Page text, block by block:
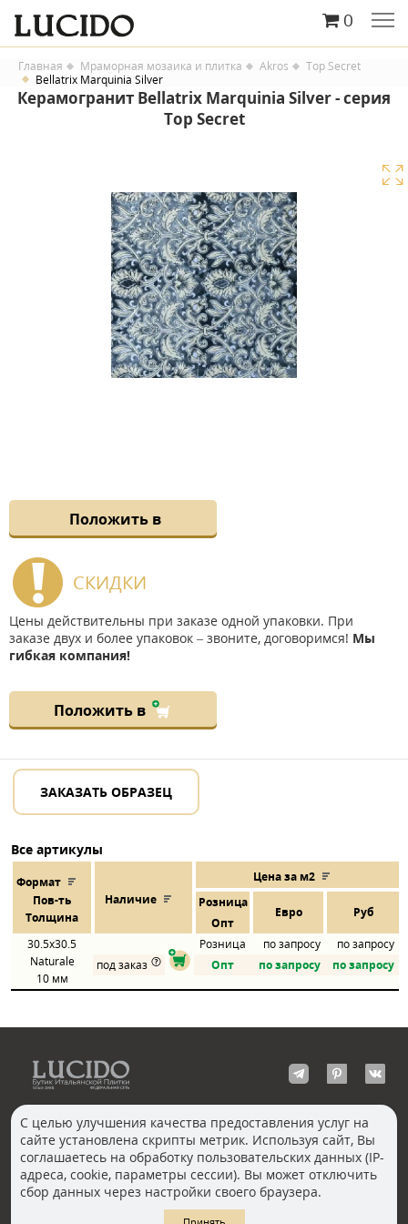
0
Главная Мраморная мозаика и плитка Akros
Top Secret
Bellatrix Marquinia Silver
Керамогранит Bellatrix Marquinia Silver - серия
Top Secret
Положить в
СКИДКИ
Цены действительны при заказе одной упаковки. При
заказе двух и более упаковок – звоните, договоримся! Мы
гибкая компания!
Положить в
ЗАКАЗАТЬ ОБРАЗЕЦ
Все артикулы
Формат
Пов-ть
Толщина
Наличие
Цена за м2
Розница
Евро Руб
Опт
30.5x30.5
Naturale
10 мм
Розница по запросу
по запросу
под заказ
Опт по запросу по запросу
КОНТАКТЫ
Москва, Пречистенка
Волгоград
Екатеринбург
Казань
Новосибирск
Санкт-Петербург
С целью улучшения качества предоставления услуг на
сайте установлена скрипты метрик. Используя сайт, Вы
соглашаетесь на обработку пользовательских данных (IP-
адреса, cookie, параметры сессии). Вы может отключить
сбор данных через настройки своего браузера.